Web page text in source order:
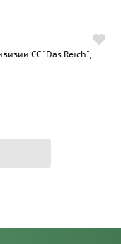
СС "Das Reich",